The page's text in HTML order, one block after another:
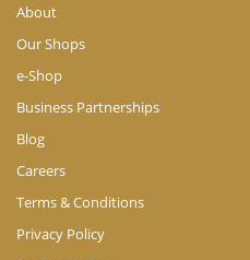
About
Our Shops
e-Shop
Business Partnerships
Blog
Careers
Terms & Conditions
Privacy Policy